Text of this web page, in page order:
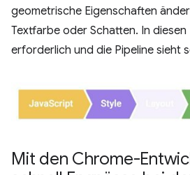
geometrische Eigenschaften
Textfarbe oder Schatten. In diesen
erforderlich und die Pipeline sieht
Mit den Chrome-